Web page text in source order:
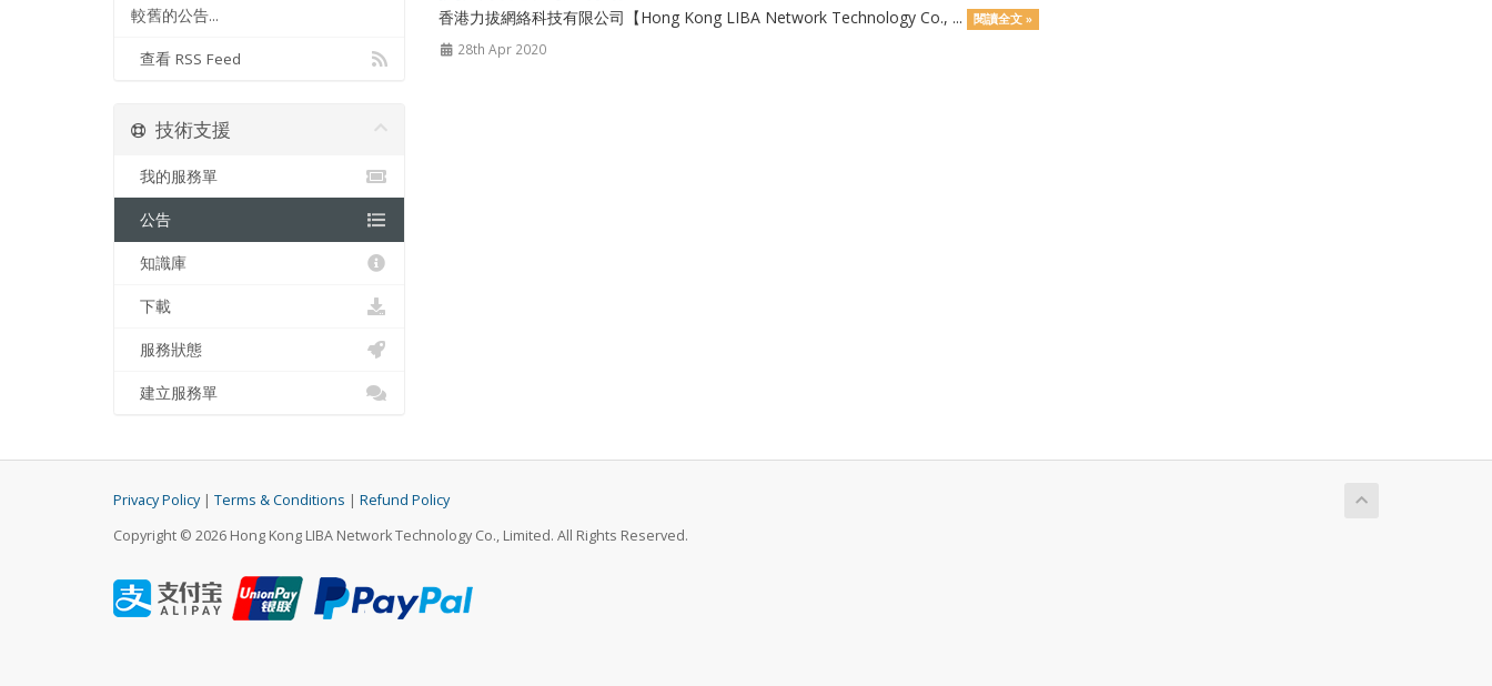
較舊的公告...
查看 RSS Feed
香港力拔網絡科技有限公司【Hong Kong LIBA Network Technology Co., ... 閱讀全文 »
28th Apr 2020
技術支援
我的服務單
公告
知識庫
下載
服務狀態
建立服務單
Privacy Policy| Terms & Conditions | Refund Policy
Copyright © 2026 Hong Kong LIBA Network Technology Co., Limited. All Rights Reserved.